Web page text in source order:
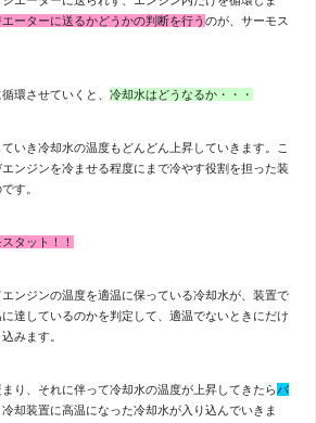
エーターに送るかどうかの判断を行う のが、サーモス
環させていくと、 冷却水はどうなるか・・・
いき冷却水の温度もどんどん上昇していきます。こ
ンジンを冷ませる程度にまで冷やす役割を担った装
す。
タット！！
ンジンの温度を適温に保っている冷却水が、装置で
達しているのかを判定して、適温でないときにだけ
みます。
り、それに伴って冷却水の温度が上昇してきたらバ
冷却装置に高温になった冷却水が入り込んでいきま